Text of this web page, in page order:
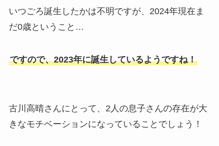
いつごろ誕生したかは不明ですが、2024年現在ま
だ0歳ということ…
ですので、2023年に誕生しているようですね！
古川高晴さんにとって、2人の息子さんの存在が大
きなモチベーションになっていることでしょう！